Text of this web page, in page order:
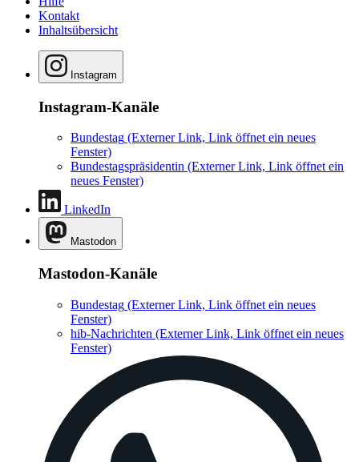
Kontakt
Inhaltsübersicht
Instagram
Instagram-Kanäle
Bundestag (Externer Link, Link öffnet ein neues
Fenster)
Bundestagspräsidentin (Externer Link, Link öffnet ein
neues Fenster)
LinkedIn
Mastodon
Mastodon-Kanäle
Bundestag (Externer Link, Link öffnet ein neues
Fenster)
hib-Nachrichten (Externer Link, Link öffnet ein neues
Fenster)